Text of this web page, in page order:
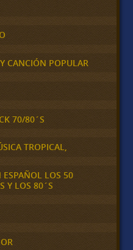
CANCIÓN POPULAR
70/80´S
TROPICAL,
LOS 50
Y LOS 80´S